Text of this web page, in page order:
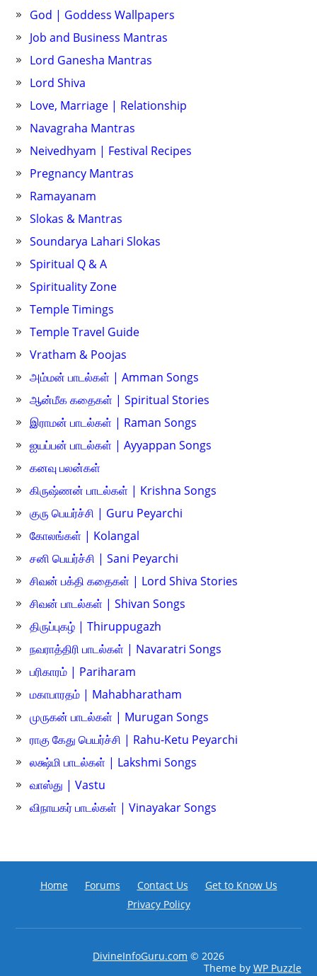
God | Goddess Wallpapers
Job and Business Mantras
Lord Ganesha Mantras
Lord Shiva
Love, Marriage | Relationship
Navagraha Mantras
Neivedhyam | Festival Recipes
Pregnancy Mantras
Ramayanam
Slokas & Mantras
Soundarya Lahari Slokas
Spiritual Q & A
Spirituality Zone
Temple Timings
Temple Travel Guide
Vratham & Poojas
அம்மன் பாடல்கள் | Amman Songs
ஆன்மீக கதைகள் | Spiritual Stories
இராமன் பாடல்கள் | Raman Songs
ஐயப்பன் பாடல்கள் | Ayyappan Songs
கனவு பலன்கள்
கிருஷ்ணன் பாடல்கள் | Krishna Songs
குரு பெயர்ச்சி | Guru Peyarchi
கோலங்கள் | Kolangal
சனி பெயர்ச்சி | Sani Peyarchi
சிவன் பக்தி கதைகள் | Lord Shiva Stories
சிவன் பாடல்கள் | Shivan Songs
திருப்புகழ் | Thiruppugazh
நவராத்திரி பாடல்கள் | Navaratri Songs
பரிகாரம் | Pariharam
மகாபாரதம் | Mahabharatham
முருகன் பாடல்கள் | Murugan Songs
ராகு கேது பெயர்ச்சி | Rahu-Ketu Peyarchi
லக்ஷ்மி பாடல்கள் | Lakshmi Songs
வாஸ்து | Vastu
விநாயகர் பாடல்கள் | Vinayakar Songs
Home Forums Contact Us
Get to Know Us
Privacy Policy
DivineInfoGuru.com © 2026
Theme by WP Puzzle